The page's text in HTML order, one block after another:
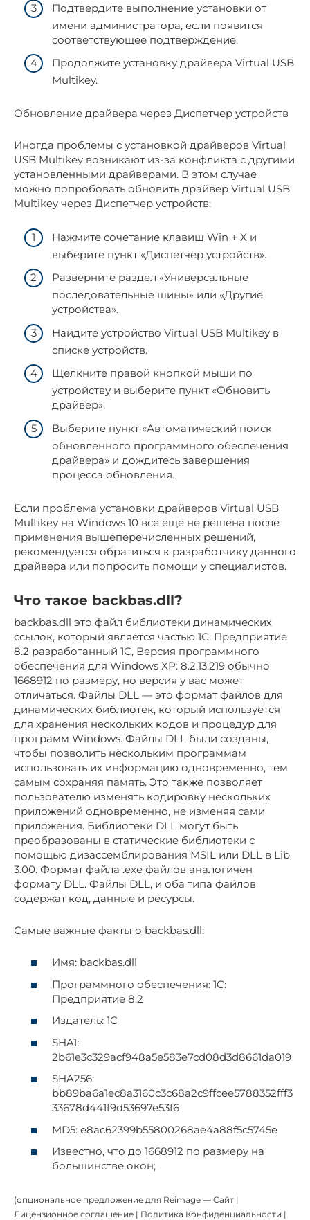
Подтвердите выполнение установки от
имени администратора, если появится
соответствующее подтверждение.
Продолжите установку драйвера Virtual USB
Multikey.
Обновление драйвера через Диспетчер устройств
Иногда проблемы с установкой драйверов Virtual
USB Multikey возникают из-за конфликта с другими
установленными драйверами. В этом случае
можно попробовать обновить драйвер Virtual USB
Multikey через Диспетчер устройств:
Нажмите сочетание клавиш Win + X и
выберите пункт «Диспетчер устройств».
Разверните раздел «Универсальные
последовательные шины» или «Другие
устройства».
Найдите устройство Virtual USB Multikey в
списке устройств.
Щелкните правой кнопкой мыши по
устройству и выберите пункт «Обновить
драйвер».
Выберите пункт «Автоматический поиск
обновленного программного обеспечения
драйвера» и дождитесь завершения
процесса обновления.
Если проблема установки драйверов Virtual USB
Multikey на Windows 10 все еще не решена после
применения вышеперечисленных решений,
рекомендуется обратиться к разработчику данного
драйвера или попросить помощи у специалистов.
Что такое backbas.dll?
backbas.dll это файл библиотеки динамических
ссылок, который является частью 1C: Предприятие
8.2 разработанный 1C, Версия программного
обеспечения для Windows XP: 8.2.13.219 обычно
1668912 по размеру, но версия у вас может
отличаться. Файлы DLL — это формат файлов для
динамических библиотек, который используется
для хранения нескольких кодов и процедур для
программ Windows. Файлы DLL были созданы,
чтобы позволить нескольким программам
использовать их информацию одновременно, тем
самым сохраняя память. Это также позволяет
пользователю изменять кодировку нескольких
приложений одновременно, не изменяя сами
приложения. Библиотеки DLL могут быть
преобразованы в статические библиотеки с
помощью дизассемблирования MSIL или DLL в Lib
3.00. Формат файла .exe файлов аналогичен
формату DLL. Файлы DLL, и оба типа файлов
содержат код, данные и ресурсы.
Самые важные факты о backbas.dll:
Имя: backbas.dll
Программного обеспечения: 1C:
Предприятие 8.2
Издатель: 1C
SHA1:
2b61e3c329acf948a5e583e7cd08d3d8661da019
SHA256:
bb89ba6a1ec8a3160c3c68a2c9ffcee5788352fff3
33678d441f9d53697e53f6
MD5: e8ac62399b55800268ae4a88f5c5745e
Известно, что до 1668912 по размеру на
большинстве окон;
(опциональное предложение для Reimage — Cайт |
Лицензионное соглашение | Политика Конфиденциальности |